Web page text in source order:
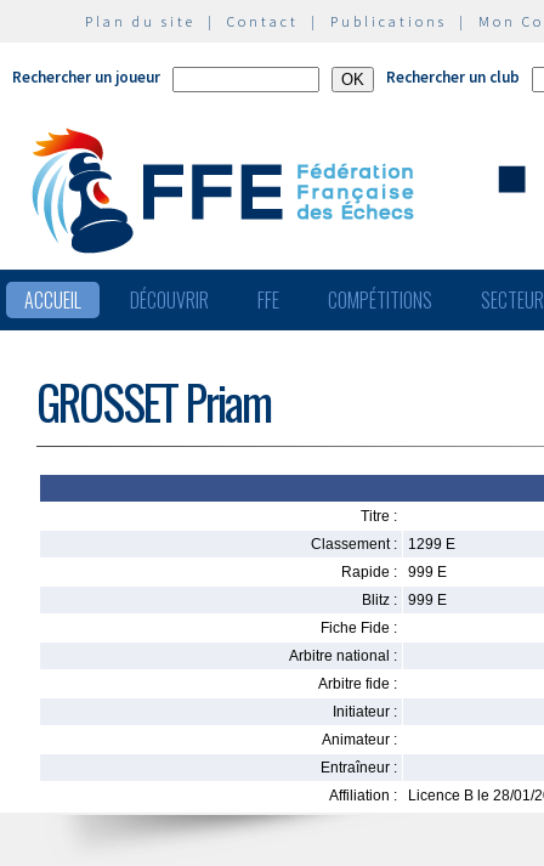
Plan du site | Contact | Publications | Mon
Rechercher un joueur Rechercher un club
ACCUEIL DÉCOUVRIR FFE COMPÉTITIONS
GROSSET Priam
Titre :
Classement :
1299 E
Rapide :
999 E
Blitz :
999 E
Fiche Fide :
Arbitre national :
Arbitre fide :
Initiateur :
Animateur :
Entraîneur :
Affiliation :
Licence B le 28/01/